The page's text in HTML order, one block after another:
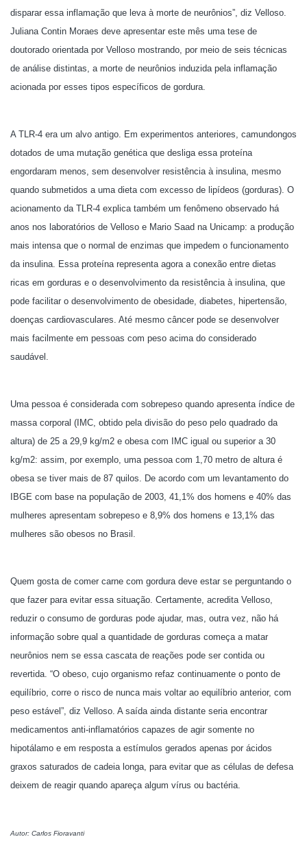
disparar essa inflamação que leva à morte de neurônios”, diz Velloso.
Juliana Contin Moraes deve apresentar este mês uma tese de
doutorado orientada por Velloso mostrando, por meio de seis técnicas
de análise distintas, a morte de neurônios induzida pela inflamação
acionada por esses tipos específicos de gordura.
A TLR-4 era um alvo antigo. Em experimentos anteriores, camundongos
dotados de uma mutação genética que desliga essa proteína
engordaram menos, sem desenvolver resistência à insulina, mesmo
quando submetidos a uma dieta com excesso de lipídeos (gorduras). O
acionamento da TLR-4 explica também um fenômeno observado há
anos nos laboratórios de Velloso e Mario Saad na Unicamp: a produção
mais intensa que o normal de enzimas que impedem o funcionamento
da insulina. Essa proteína representa agora a conexão entre dietas
ricas em gorduras e o desenvolvimento da resistência à insulina, que
pode facilitar o desenvolvimento de obesidade, diabetes, hipertensão,
doenças cardiovasculares. Até mesmo câncer pode se desenvolver
mais facilmente em pessoas com peso acima do considerado
saudável.
Uma pessoa é considerada com sobrepeso quando apresenta índice de
massa corporal (IMC, obtido pela divisão do peso pelo quadrado da
altura) de 25 a 29,9 kg/m2 e obesa com IMC igual ou superior a 30
kg/m2: assim, por exemplo, uma pessoa com 1,70 metro de altura é
obesa se tiver mais de 87 quilos. De acordo com um levantamento do
IBGE com base na população de 2003, 41,1% dos homens e 40% das
mulheres apresentam sobrepeso e 8,9% dos homens e 13,1% das
mulheres são obesos no Brasil.
Quem gosta de comer carne com gordura deve estar se perguntando o
que fazer para evitar essa situação. Certamente, acredita Velloso,
reduzir o consumo de gorduras pode ajudar, mas, outra vez, não há
informação sobre qual a quantidade de gorduras começa a matar
neurônios nem se essa cascata de reações pode ser contida ou
revertida. “O obeso, cujo organismo refaz continuamente o ponto de
equilíbrio, corre o risco de nunca mais voltar ao equilíbrio anterior, com
peso estável”, diz Velloso. A saída ainda distante seria encontrar
medicamentos anti-inflamatórios capazes de agir somente no
hipotálamo e em resposta a estímulos gerados apenas por ácidos
graxos saturados de cadeia longa, para evitar que as células de defesa
deixem de reagir quando apareça algum vírus ou bactéria.
Autor: Carlos Fioravanti